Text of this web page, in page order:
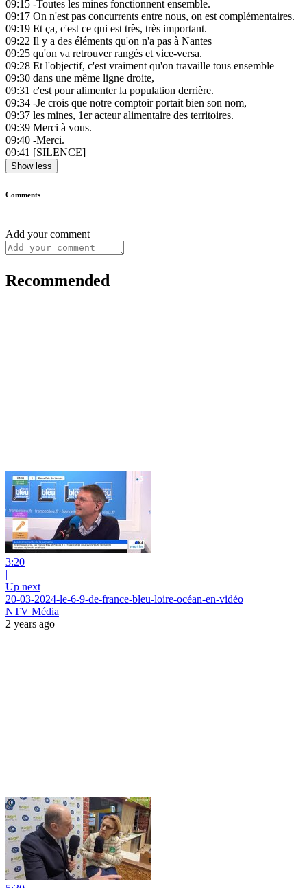
09:15 -Toutes les mines fonctionnent ensemble.
09:17 On n'est pas concurrents entre nous, on est complémentaires.
09:19 Et ça, c'est ce qui est très, très important.
09:22 Il y a des éléments qu'on n'a pas à Nantes
09:25 qu'on va retrouver rangés et vice-versa.
09:28 Et l'objectif, c'est vraiment qu'on travaille tous ensemble
09:30 dans une même ligne droite,
09:31 c'est pour alimenter la population derrière.
09:34 -Je crois que notre comptoir portait bien son nom,
09:37 les mines, 1er acteur alimentaire des territoires.
09:39 Merci à vous.
09:40 -Merci.
09:41 [SILENCE]
Show less
Comments
Add your comment
Recommended
3:20
|
Up next
20-03-2024-le-6-9-de-france-bleu-loire-océan-en-vidéo
NTV Média
2 years ago